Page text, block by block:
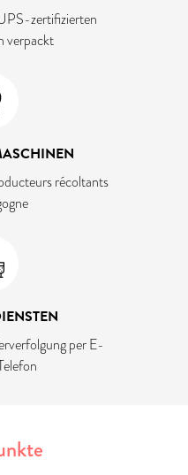
zertifizierten
verpackt
récoltants
per E-